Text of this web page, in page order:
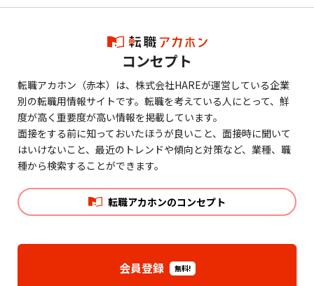
コンセプト
転職アカホン（赤本）は、株式会社HAREが運営している企業
別の転職用情報サイトです。転職を考えている人にとって、鮮
度が高く重要度が高い情報を掲載しています。
面接をする前に知っておいたほうが良いこと、面接時に聞いて
はいけないこと、最近のトレンドや傾向と対策など、業種、職
種から検索することができます。
転職アカホンのコンセプト
会員登録 無料!